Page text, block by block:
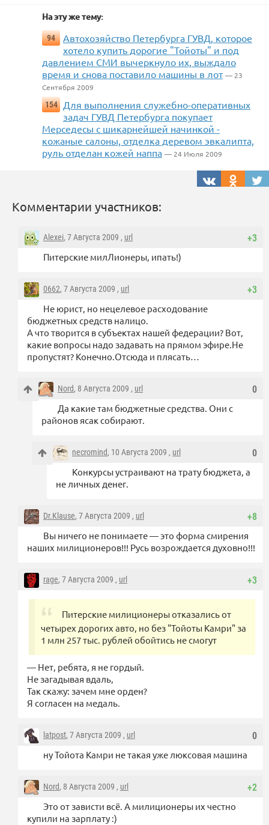
На эту же тему:
94
Автохозяйство Петербурга ГУВД, которое
хотело купить дорогие "Тойоты" и под
давлением СМИ вычеркнуло их, выждало
время и снова поставило машины в лот — 23
Сентября 2009
154
Для выполнения служебно-оперативных
задач ГУВД Петербурга покупает
Мерседесы с шикарнейшей начинкой -
кожаные салоны, отделка деревом эвкалипта,
руль отделан кожей наппа — 24 Июля 2009
Комментарии участников:
+3
Alexei, 7 Августа 2009 , url
Питерские милЛионеры, ипать!)
+3
0662, 7 Августа 2009 , url
Не юрист, но нецелевое расходование
бюджетных средств налицо.
А что творится в субъектах нашей федерации? Вот,
какие вопросы надо задавать на прямом эфире.Не
пропустят? Конечно.Отсюда и плясать…
0
Nord, 8 Августа 2009 , url
Да какие там бюджетные средства. Они с
районов ясак собирают.
0
necromind, 10 Августа 2009 , url
Конкурсы устраивают на трату бюджета, а
не личных денег.
+8
Dr.Klause, 7 Августа 2009 , url
Вы ничего не понимаете — это форма смирения
наших милиционеров!!! Русь возрождается духовно!!!
+3
rage, 7 Августа 2009 , url
Питерские милиционеры отказались от
четырех дорогих авто, но без "Тойоты Камри" за
1 млн 257 тыс. рублей обойтись не смогут
— Нет, ребята, я не гордый.
Не загадывая вдаль,
Так скажу: зачем мне орден?
Я согласен на медаль.
0
latpost, 7 Августа 2009 , url
ну Тойота Камри не такая уже люксовая машина
+2
Nord, 8 Августа 2009 , url
Это от зависти всё. А милиционеры их честно
купили на зарплату :)